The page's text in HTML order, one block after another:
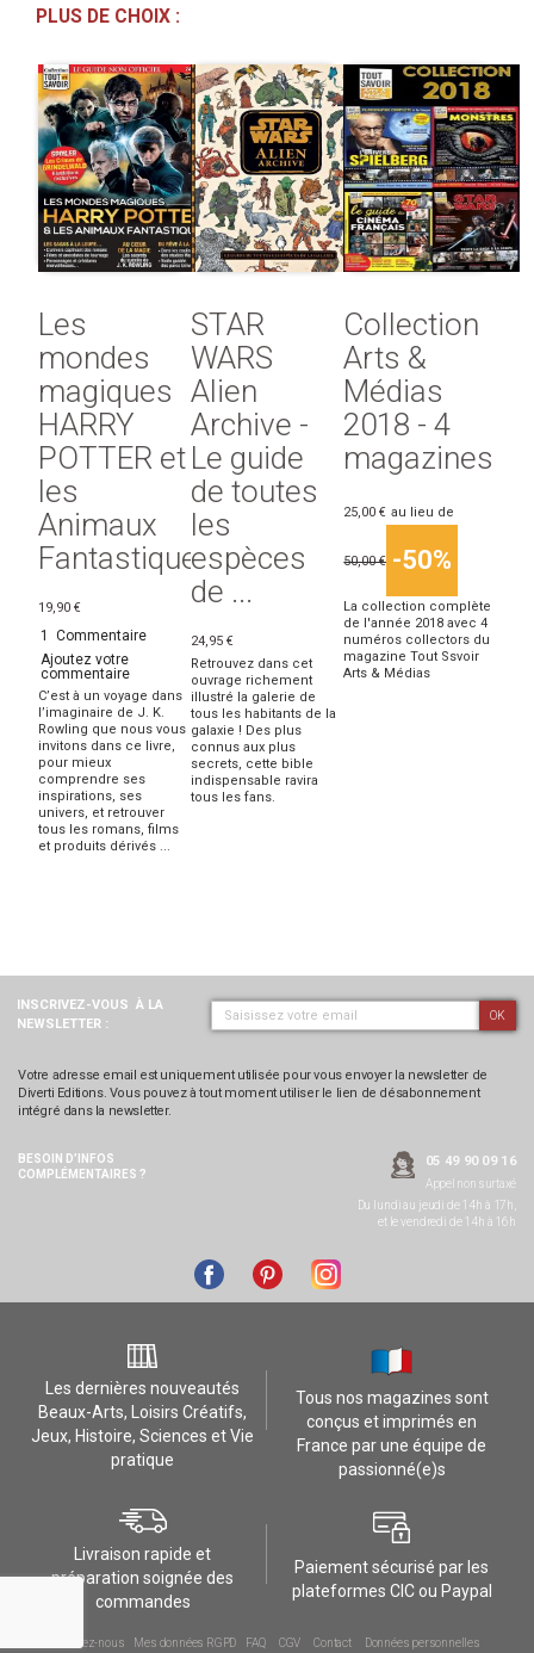
PLUS DE CHOIX :
Les
mondes
magiques
HARRY
POTTER et
les
Animaux
Fantastiques
19,90 €
1 Commentaire
Ajoutez votre
commentaire
C’est à un voyage dans
l’imaginaire de J. K.
Rowling que nous vous
invitons dans ce livre,
pour mieux
comprendre ses
inspirations, ses
univers, et retrouver
tous les romans, films
et produits dérivés ...
STAR
WARS
Alien
Archive -
Le guide
de toutes
les
espèces
de ...
24,95 €
Retrouvez dans cet
ouvrage richement
illustré la galerie de
tous les habitants de la
galaxie ! Des plus
connus aux plus
secrets, cette bible
indispensable ravira
tous les fans.
Collection
Arts &
Médias
2018 - 4
magazines
25,00 € au lieu de
50,00 € -50%
La collection complète
de l'année 2018 avec 4
numéros collectors du
magazine Tout Ssvoir
Arts & Médias
INSCRIVEZ-VOUS À LA
NEWSLETTER :
OK
Votre adresse email est uniquement utilisée pour vous envoyer la newsletter de
Diverti Editions. Vous pouvez à tout moment utiliser le lien de désabonnement
intégré dans la newsletter.
BESOIN D’INFOS
COMPLÉMENTAIRES ?
05 49 90 09 16
Appel non surtaxé
Du lundi au jeudi de 14h à 17h,
et le vendredi de 14h à 16h
Les dernières nouveautés
Beaux-Arts, Loisirs Créatifs,
Jeux, Histoire, Sciences et Vie
pratique
Tous nos magazines sont
conçus et imprimés en
France par une équipe de
passionné(e)s
Livraison rapide et
préparation soignée des
commandes
Paiement sécurisé par les
plateformes CIC ou Paypal
Contactez-nous Mes données RGPD FAQ CGV Contact Données personnelles